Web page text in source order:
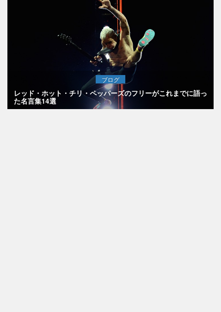
ブログ
レッド・ホット・チリ・ペッパーズのフリーがこれまでに語っ
た名言集14選